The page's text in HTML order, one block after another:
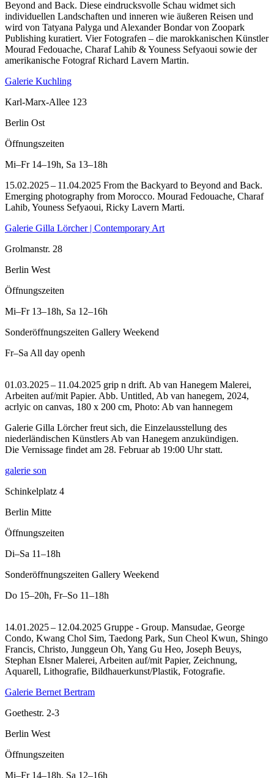
Beyond and Back. Diese eindrucksvolle Schau widmet sich
individuellen Landschaften und inneren wie äußeren Reisen und
wird von Tatyana Palyga und Alexander Bondar von Zoopark
Publishing kuratiert. Vier Fotografen – die marokkanischen Künstler
Mourad Fedouache, Charaf Lahib & Youness Sefyaoui sowie der
amerikanische Fotograf Richard Lavern Martin.
Galerie Kuchling
Karl-Marx-Allee 123
Berlin Ost
Öffnungszeiten
Mi–Fr 14–19h, Sa 13–18h
15.02.2025 – 11.04.2025 From the Backyard to Beyond and Back.
Emerging photography from Morocco. Mourad Fedouache, Charaf
Lahib, Youness Sefyaoui, Ricky Lavern Marti.
Galerie Gilla Lörcher | Contemporary Art
Grolmanstr. 28
Berlin West
Öffnungszeiten
Mi–Fr 13–18h, Sa 12–16h
Sonderöffnungszeiten Gallery Weekend
Fr–Sa All day openh
01.03.2025 – 11.04.2025 grip n drift. Ab van Hanegem Malerei,
Arbeiten auf/mit Papier. Abb. Untitled, Ab van hanegem, 2024,
acrlyic on canvas, 180 x 200 cm, Photo: Ab van hannegem
Galerie Gilla Lörcher freut sich, die Einzelausstellung des
niederländischen Künstlers Ab van Hanegem anzukündigen.
Die Vernissage findet am 28. Februar ab 19:00 Uhr statt.
galerie son
Schinkelplatz 4
Berlin Mitte
Öffnungszeiten
Di–Sa 11–18h
Sonderöffnungszeiten Gallery Weekend
Do 15–20h, Fr–So 11–18h
14.01.2025 – 12.04.2025 Gruppe - Group. Mansudae, George
Condo, Kwang Chol Sim, Taedong Park, Sun Cheol Kwun, Shingo
Francis, Christo, Junggeun Oh, Yang Gu Heo, Joseph Beuys,
Stephan Elsner Malerei, Arbeiten auf/mit Papier, Zeichnung,
Aquarell, Lithografie, Bildhauerkunst/Plastik, Fotografie.
Galerie Bernet Bertram
Goethestr. 2-3
Berlin West
Öffnungszeiten
Mi–Fr 14–18h, Sa 12–16h